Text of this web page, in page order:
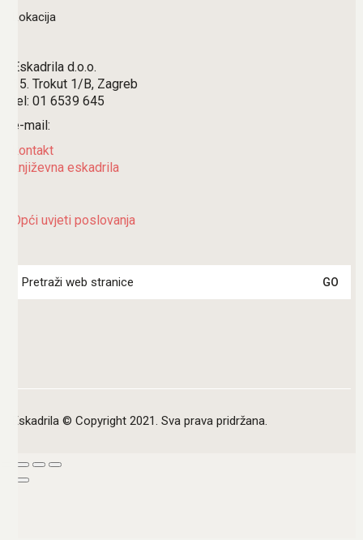
Lokacija
Eskadrila d.o.o.
15. Trokut 1/B, Zagreb
tel: 01 6539 645
e-mail:
kontakt
književna eskadrila
Opći uvjeti poslovanja
for:
Eskadrila © Copyright 2021. Sva prava pridržana.